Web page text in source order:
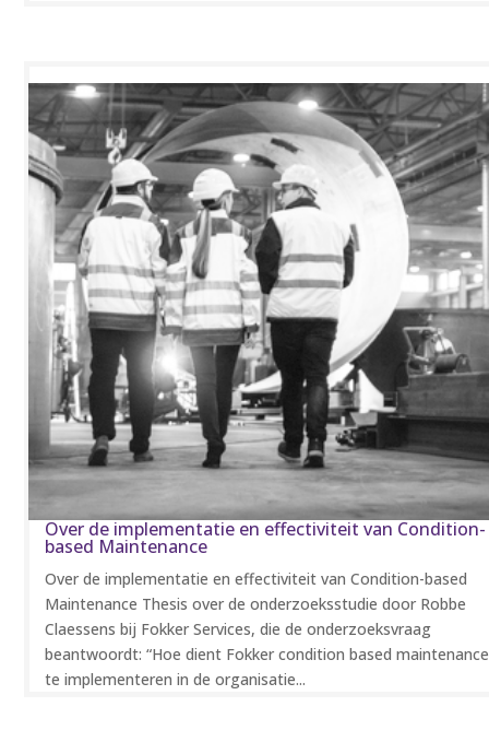
Over de implementatie en effectiviteit van Condition-
based Maintenance
Over de implementatie en effectiviteit van Condition-based
Maintenance Thesis over de onderzoeksstudie door Robbe
Claessens bij Fokker Services, die de onderzoeksvraag
beantwoordt: “Hoe dient Fokker condition based maintenance
te implementeren in de organisatie...